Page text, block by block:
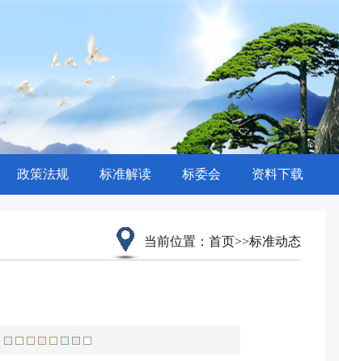
政策法规 标准解读 标委会 资料下载
当前位置： 首页>>标准动态